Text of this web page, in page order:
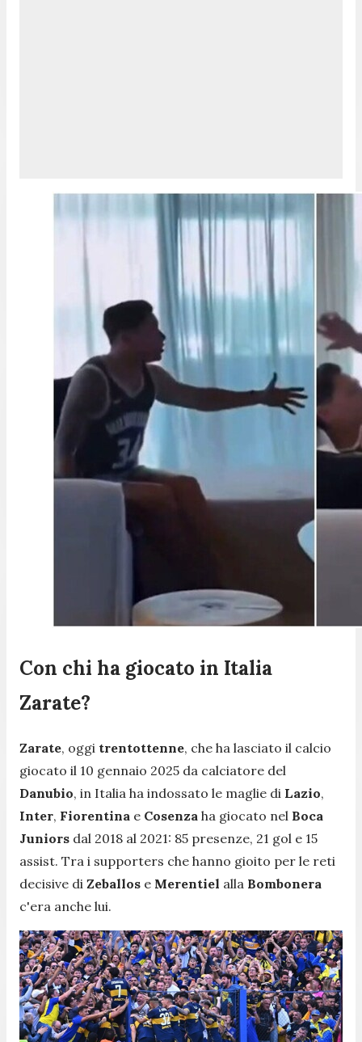
Con chi ha giocato in Italia
Zarate?
Zarate, oggi trentottenne, che ha lasciato il calcio
giocato il 10 gennaio 2025 da calciatore del
Danubio, in Italia ha indossato le maglie di Lazio,
Inter, Fiorentina e Cosenza ha giocato nel Boca
Juniors dal 2018 al 2021: 85 presenze, 21 gol e 15
assist. Tra i supporters che hanno gioito per le reti
decisive di Zeballos e Merentiel alla Bombonera
c'era anche lui.